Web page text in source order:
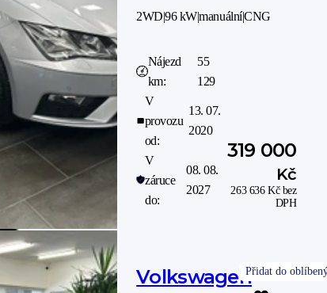
2WD|96 kW|manuální|CNG
Nájezd
km:
55
129
V
provozu
od:
13. 07.
2020
V
záruce
do:
08. 08.
2027
319 000
Kč
263 636Kčbez
DPH
Volkswagen